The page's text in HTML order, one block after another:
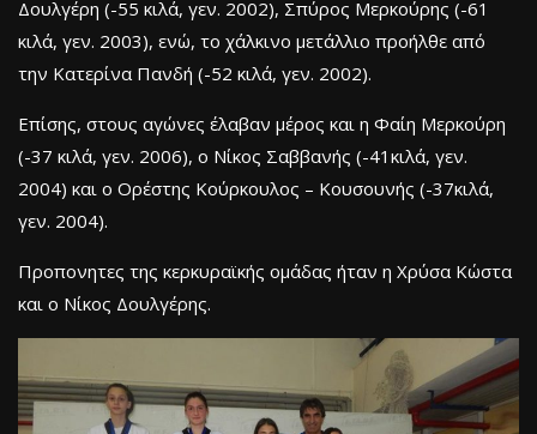
Δουλγέρη (-55 κιλά, γεν. 2002), Σπύρος Μερκούρης (-61
κιλά, γεν. 2003), ενώ, το χάλκινο μετάλλιο προήλθε από
την Κατερίνα Πανδή (-52 κιλά, γεν. 2002).
Επίσης, στους αγώνες έλαβαν μέρος και η Φαίη Μερκούρη
(-37 κιλά, γεν. 2006), ο Νίκος Σαββανής (-41κιλά, γεν.
2004) και ο Ορέστης Κούρκουλος – Κουσουνής (-37κιλά,
γεν. 2004).
Προπονητες της κερκυραϊκής ομάδας ήταν η Χρύσα Κώστα
και ο Νίκος Δουλγέρης.